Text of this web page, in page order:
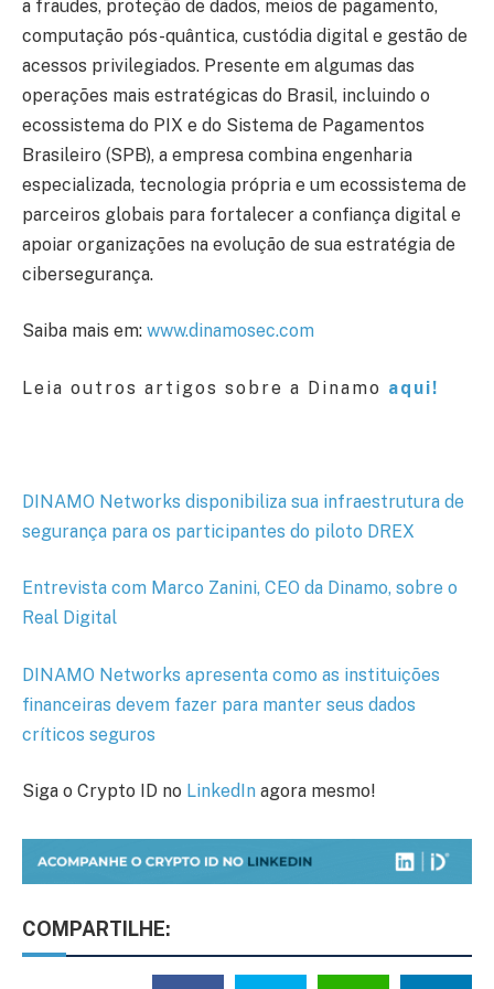
a fraudes, proteção de dados, meios de pagamento,
computação pós-quântica, custódia digital e gestão de
acessos privilegiados. Presente em algumas das
operações mais estratégicas do Brasil, incluindo o
ecossistema do PIX e do Sistema de Pagamentos
Brasileiro (SPB), a empresa combina engenharia
especializada, tecnologia própria e um ecossistema de
parceiros globais para fortalecer a confiança digital e
apoiar organizações na evolução de sua estratégia de
cibersegurança.
Saiba mais em: www.dinamosec.com
Leia outros artigos sobre a Dinamo aqui!
DINAMO Networks disponibiliza sua infraestrutura de
segurança para os participantes do piloto DREX
Entrevista com Marco Zanini, CEO da Dinamo, sobre o
Real Digital
DINAMO Networks apresenta como as instituições
financeiras devem fazer para manter seus dados
críticos seguros
Siga o Crypto ID no LinkedIn agora mesmo!
COMPARTILHE: